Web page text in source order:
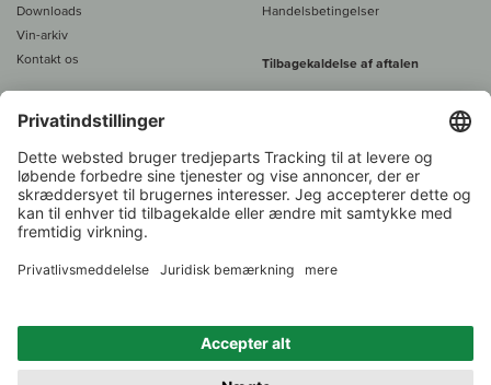
Downloads
Vin-arkiv
Kontakt os
Handelsbetingelser
Tilbagekaldelse af aftalen
Alle priser er inkl. moms, plus 39
450 DKK gratis fragt
Kundeservice:
1.000 vinavlere –
Vinhandler
i år 2022
Tilbage